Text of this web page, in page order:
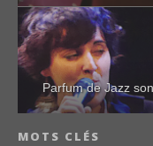
Parfum de Jazz
MOTS CLÉS